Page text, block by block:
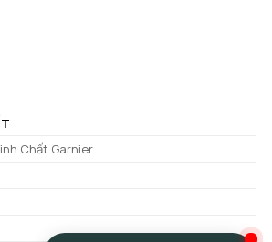
Chất Garnier